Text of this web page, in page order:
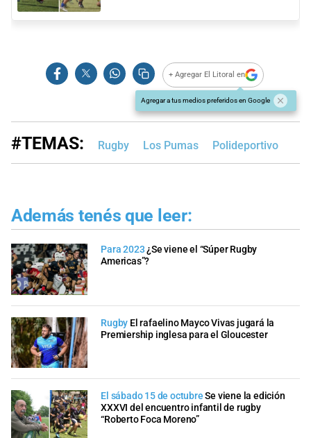
+ Agregar El Litoral en
Agregar a tus medios preferidos en Google
#TEMAS: Rugby Los Pumas Polideportivo
Además tenés que leer:
Para 2023¿Se viene el “Súper Rugby
Americas”?
Rugby El rafaelino Mayco Vivas jugará la
Premiership inglesa para el Gloucester
El sábado 15 de octubre Se viene la edición
XXXVI del encuentro infantil de rugby
“Roberto Foca Moreno”